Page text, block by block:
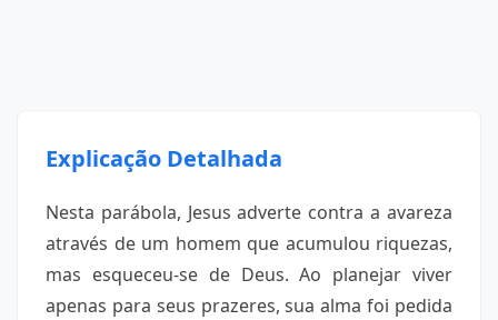
Explicação Detalhada
Nesta parábola, Jesus adverte contra a avareza
através de um homem que acumulou riquezas,
mas esqueceu-se de Deus. Ao planejar viver
apenas para seus prazeres, sua alma foi pedida